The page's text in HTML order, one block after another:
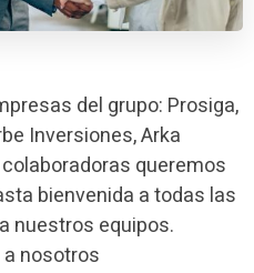
del grupo: Prosiga,
Inversiones, Arka
queremos
bienvenida a todas las
nuestros equipos.
nosotros